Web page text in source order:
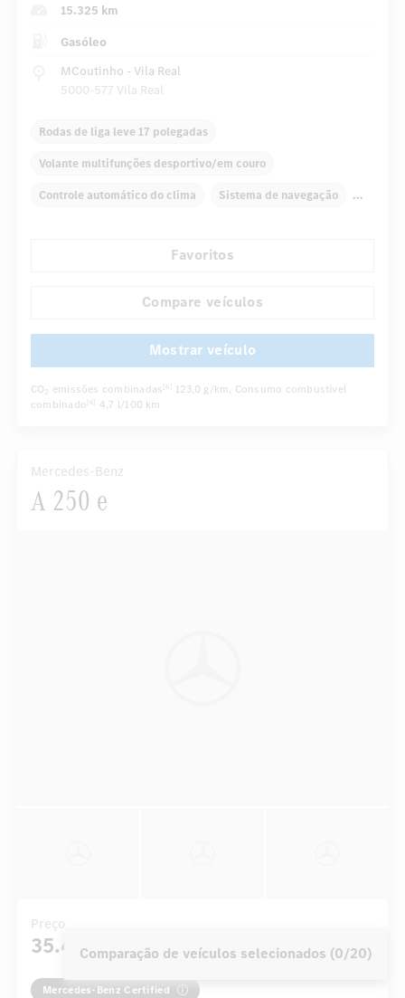
15.325 km
Gasóleo
MCoutinho - Vila Real
5000-577 Vila Real
Rodas de liga leve 17 polegadas
Volante multifunções desportivo/em couro
Controle automático do clima Sistema de navegação
Retrovisor interno/externo com escurecimento automático
Favoritos
Compare veículos
Mostrar veículo
CO2 emissões combinadas [6] 123,0 g/km, Consumo combustível
combinado [6] 4,7 l/100 km
Mercedes-Benz
A 250 e
Preço
35.450 €
Mercedes-Benz Certified
Comparação de veículos selecionados (0/20)